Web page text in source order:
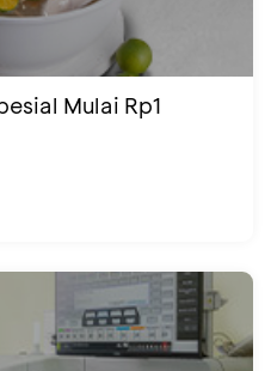
Mulai Rp1